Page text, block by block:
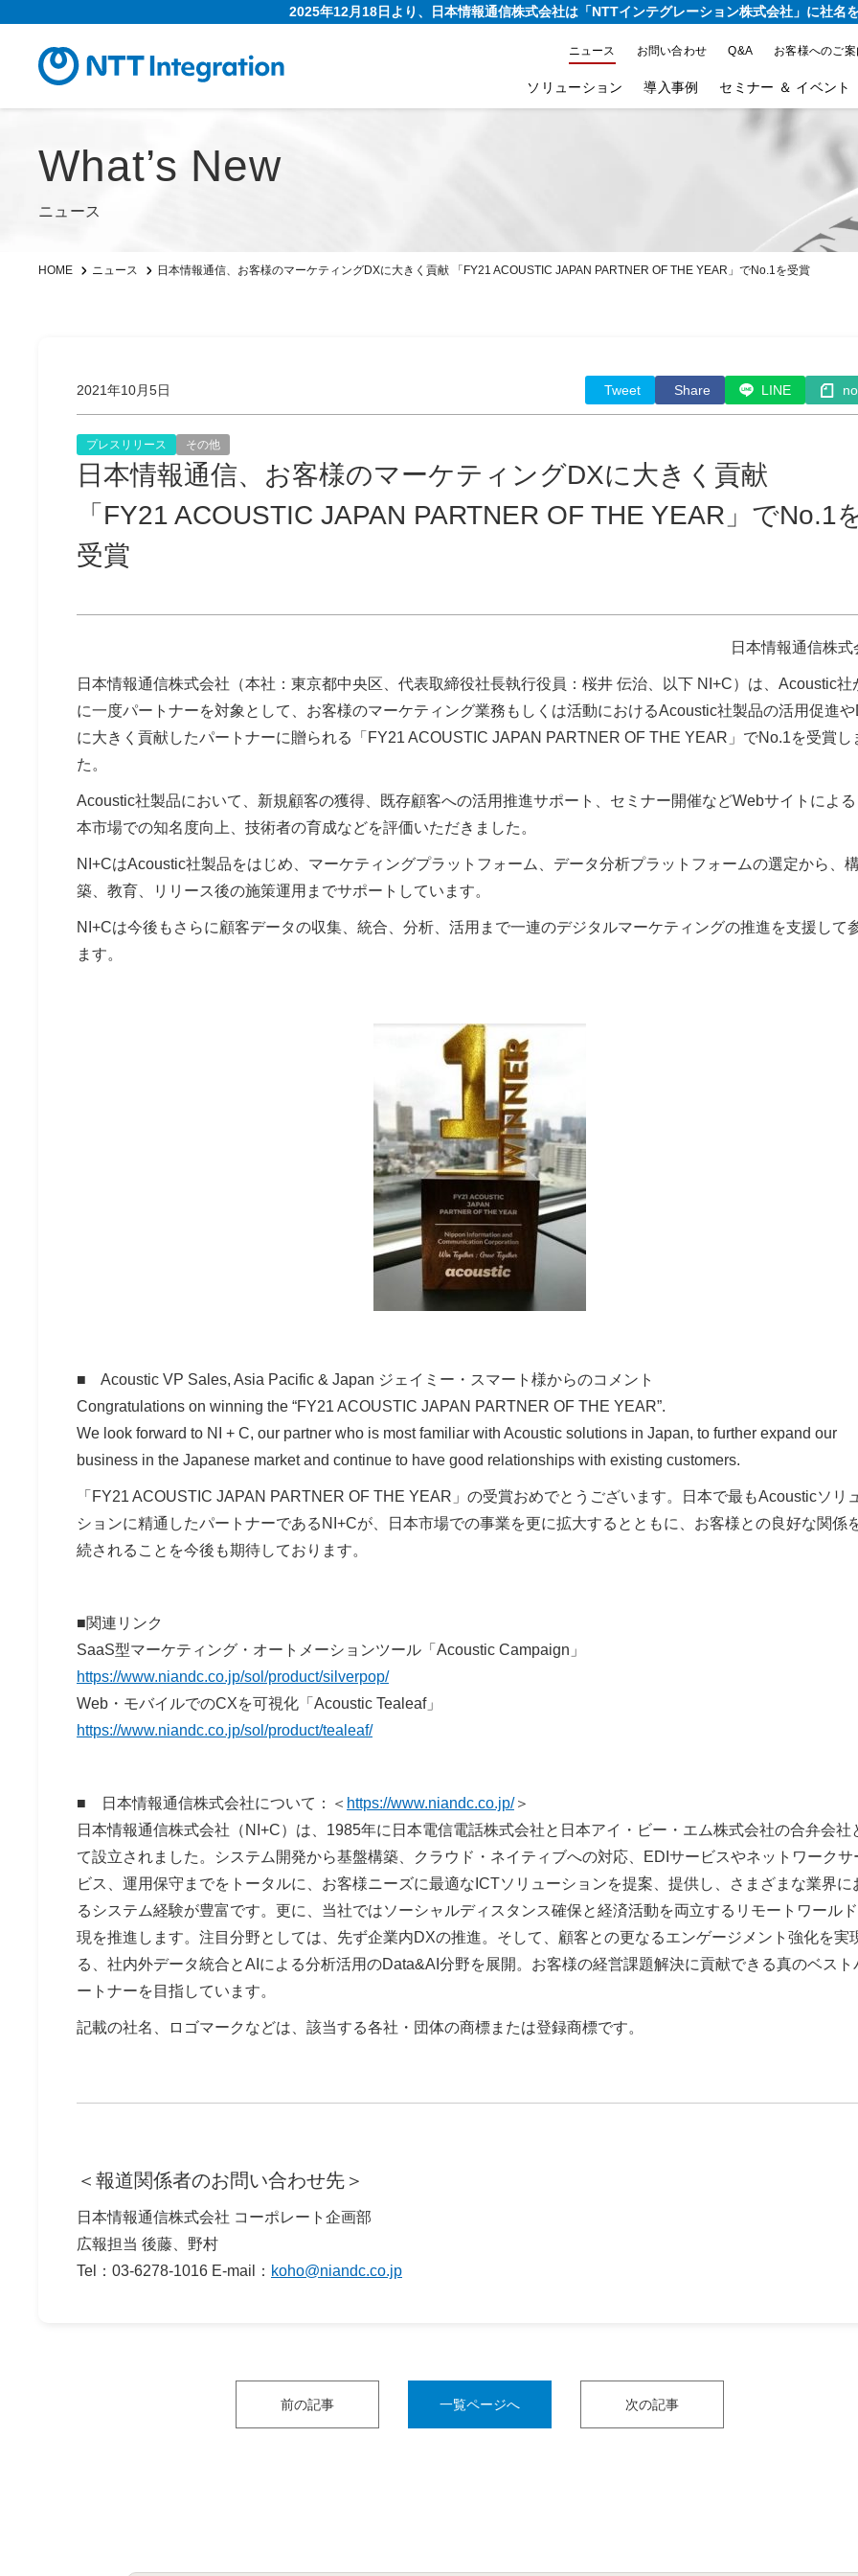
2025年12月18日より、日本情報通信株式会社は「NTTインテグレーション株式会社」に社名
ニュース お問い合わせ Q&A お客様へのご
ソリューション 導入事例 セミナー ＆ イベント
What’s New
ニュース
HOME ニュース 日本情報通信、お客様のマーケティングDXに大きく貢献 「FY21 ACOUSTIC JAPAN PARTNER OF THE YEAR」でNo.1を受賞
2021年10月5日 Tweet Share LINE
プレスリリース その他
日本情報通信、お客様のマーケティングDXに大きく貢献
「FY21 ACOUSTIC JAPAN PARTNER OF THE YEAR」でNo.1
受賞
日本情報通信株式
日本情報通信株式会社（本社：東京都中央区、代表取締役社長執行役員：桜井 伝治、以下 NI+C）は、Acoustic社
に一度パートナーを対象として、お客様のマーケティング業務もしくは活動におけるAcoustic社製品の活用促進や
に大きく貢献したパートナーに贈られる「FY21 ACOUSTIC JAPAN PARTNER OF THE YEAR」でNo.1を受賞し
た。
Acoustic社製品において、新規顧客の獲得、既存顧客への活用推進サポート、セミナー開催などWebサイトによる
本市場での知名度向上、技術者の育成などを評価いただきました。
NI+CはAcoustic社製品をはじめ、マーケティングプラットフォーム、データ分析プラットフォームの選定から、
築、教育、リリース後の施策運用までサポートしています。
NI+Cは今後もさらに顧客データの収集、統合、分析、活用まで一連のデジタルマーケティングの推進を支援して
ます。
■ Acoustic VP Sales, Asia Pacific & Japan ジェイミー・スマート様からのコメント
Congratulations on winning the “FY21 ACOUSTIC JAPAN PARTNER OF THE YEAR”.
We look forward to NI + C, our partner who is most familiar with Acoustic solutions in Japan, to further expand our
business in the Japanese market and continue to have good relationships with existing customers.
「FY21 ACOUSTIC JAPAN PARTNER OF THE YEAR」の受賞おめでとうございます。日本で最もAcousticソリ
ションに精通したパートナーであるNI+Cが、日本市場での事業を更に拡大するとともに、お客様との良好な関係
続されることを今後も期待しております。
■関連リンク
SaaS型マーケティング・オートメーションツール「Acoustic Campaign」
https://www.niandc.co.jp/sol/product/silverpop/
Web・モバイルでのCXを可視化「Acoustic Tealeaf」
https://www.niandc.co.jp/sol/product/tealeaf/
■ 日本情報通信株式会社について：＜ https://www.niandc.co.jp/ ＞
日本情報通信株式会社（NI+C）は、1985年に日本電信電話株式会社と日本アイ・ビー・エム株式会社の合弁会社
て設立されました。システム開発から基盤構築、クラウド・ネイティブへの対応、EDIサービスやネットワークサ
ビス、運用保守までをトータルに、お客様ニーズに最適なICTソリューションを提案、提供し、さまざまな業界に
るシステム経験が豊富です。更に、当社ではソーシャルディスタンス確保と経済活動を両立するリモートワール
現を推進します。注目分野としては、先ず企業内DXの推進。そして、顧客との更なるエンゲージメント強化を実
る、社内外データ統合とAIによる分析活用のData&AI分野を展開。お客様の経営課題解決に貢献できる真のベスト
ートナーを目指しています。
記載の社名、ロゴマークなどは、該当する各社・団体の商標または登録商標です。
＜報道関係者のお問い合わせ先＞
日本情報通信株式会社 コーポレート企画部
広報担当 後藤、野村
Tel：03-6278-1016 E-mail： koho@niandc.co.jp
前の記事 一覧ページへ 次の記事